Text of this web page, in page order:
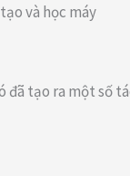
và học máy
đã tạo ra một số